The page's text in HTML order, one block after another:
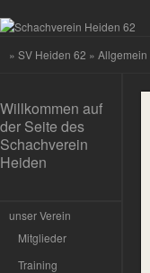
» SV Heiden 62 » Allgemein
Willkommen auf
der Seite des
Schachverein
Heiden
unser Verein
Mitglieder
Training